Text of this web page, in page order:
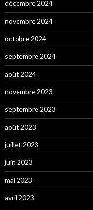
décembre 2024
novembre 2024
octobre 2024
septembre 2024
août 2024
novembre 2023
septembre 2023
août 2023
juillet 2023
juin 2023
mai 2023
avril 2023